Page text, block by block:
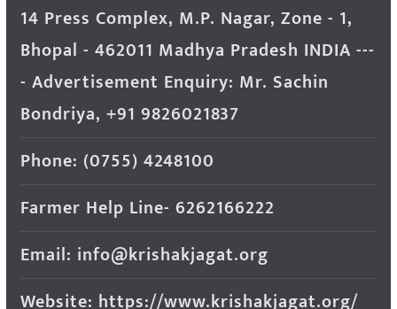
14 Press Complex, M.P. Nagar, Zone - 1,
Bhopal - 462011 Madhya Pradesh INDIA ---
- Advertisement Enquiry: Mr. Sachin
Bondriya, +91 9826021837
Phone: (0755) 4248100
Farmer Help Line- 6262166222
Email: info@krishakjagat.org
Website: https://www.krishakjagat.org/